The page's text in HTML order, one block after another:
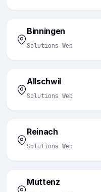
Binningen
Solutions Web
Allschwil
Solutions Web
Reinach
Solutions Web
Muttenz